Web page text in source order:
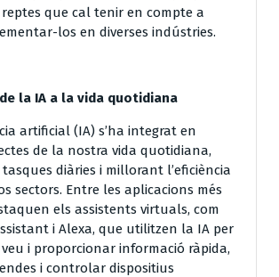
que cal tenir en compte a
los en diverses indústries.
la IA a la vida quotidiana
artificial (IA) s’ha integrat en
de la nostra vida quotidiana,
diàries i millorant l’eficiència
sectors. Entre les aplicacions més
els assistents virtuals, com
i Alexa, que utilitzen la IA per
i proporcionar informació ràpida,
i controlar dispositius